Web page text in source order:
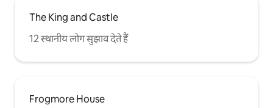
The King and Castle
12 स्थानीय लोग सुझाव देते हैं
Frogmore House